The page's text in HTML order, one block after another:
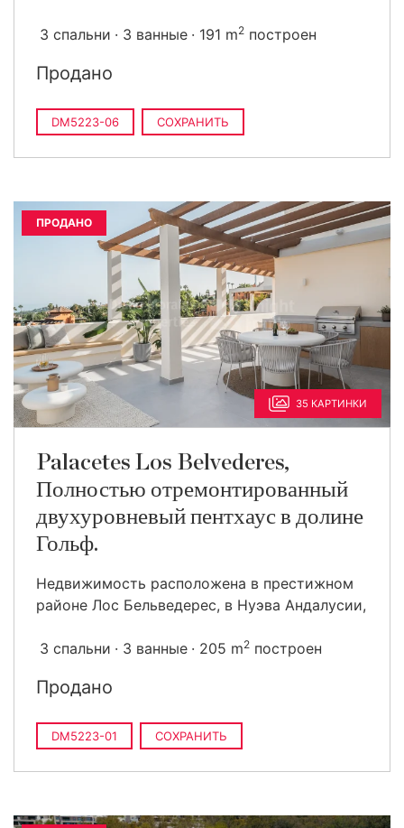
3 спальни 3 ванные 191 m2 построен
Продано
DM5223-06 СОХРАНИТЬ
ПРОДАНО
35 КАРТИНКИ
Palacetes Los Belvederes,
Полностью отремонтированный
двухуровневый пентхаус в долине
Гольф.
Недвижимость расположена в престижном
районе Лос Бельведерес, в Нуэва Андалусии,
3 спальни 3 ванные 205 m2 построен
Продано
DM5223-01 СОХРАНИТЬ